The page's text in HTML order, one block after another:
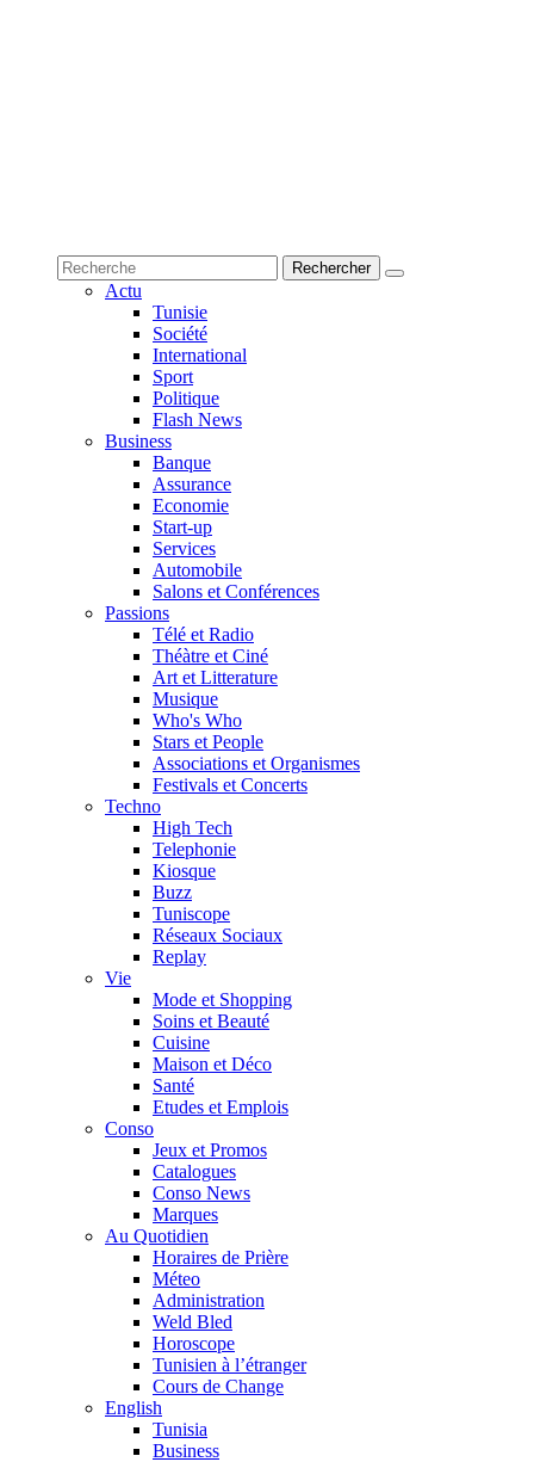
Actu
Tunisie
Société
International
Sport
Politique
Flash News
Business
Banque
Assurance
Economie
Start-up
Services
Automobile
Salons et Conférences
Passions
Télé et Radio
Théàtre et Ciné
Art et Litterature
Musique
Who's Who
Stars et People
Associations et Organismes
Festivals et Concerts
Techno
High Tech
Telephonie
Kiosque
Buzz
Tuniscope
Réseaux Sociaux
Replay
Vie
Mode et Shopping
Soins et Beauté
Cuisine
Maison et Déco
Santé
Etudes et Emplois
Conso
Jeux et Promos
Catalogues
Conso News
Marques
Au Quotidien
Horaires de Prière
Méteo
Administration
Weld Bled
Horoscope
Tunisien à l’étranger
Cours de Change
English
Tunisia
Business